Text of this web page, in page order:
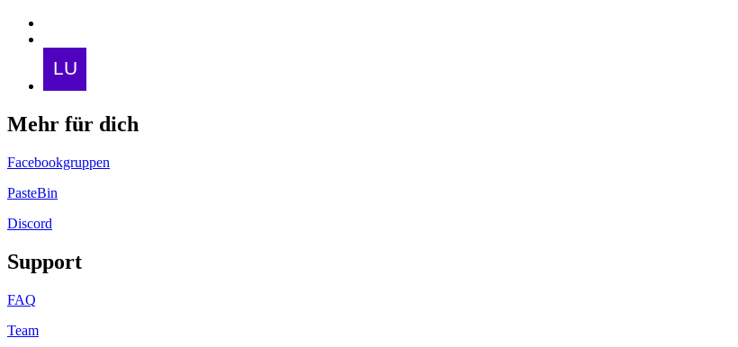
Mehr für dich
Facebookgruppen
PasteBin
Discord
Support
FAQ
Team